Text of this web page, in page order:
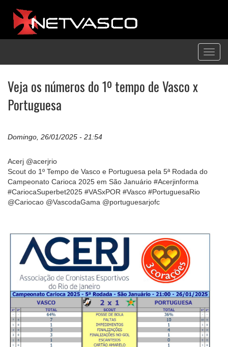
Veja os números do 1º tempo de Vasco x
Portuguesa
Domingo, 26/01/2025 - 21:54
Acerj @acerjrio
Scout do 1º Tempo de Vasco e Portuguesa pela 5ª Rodada do
Campeonato Carioca 2025 em São Januário #Acerjinforma
#CariocaSuperbet2025 #VASxPOR #Vasco #PortuguesaRio
@Cariocao @VascodaGama @portuguesarjofc